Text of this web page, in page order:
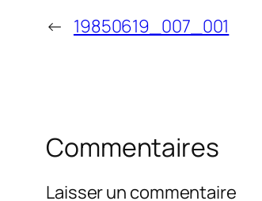
← 19850619_007_001
Commentaires
Laisser un commentaire